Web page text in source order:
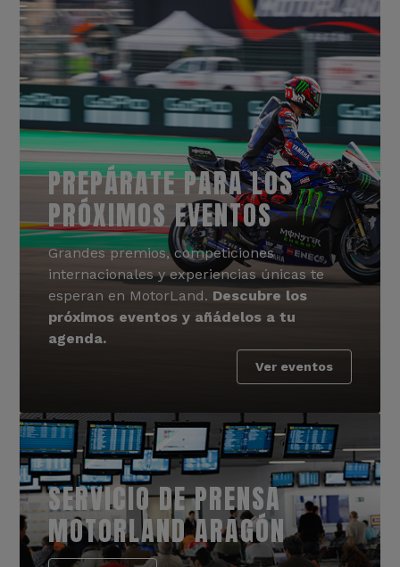
PREPÁRATE PARA LOS
PRÓXIMOS EVENTOS
Grandes premios, competiciones
internacionales y experiencias únicas te
esperan en MotorLand. Descubre los
próximos eventos y añádelos a tu
agenda.
Ver eventos
SERVICIO DE PRENSA
MOTORLAND ARAGÓN